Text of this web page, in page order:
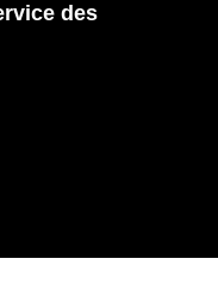
des